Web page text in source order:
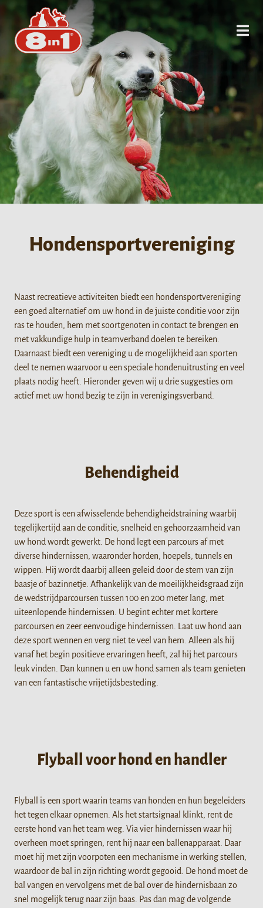
Hondensportvereniging
Naast recreatieve activiteiten biedt een hondensportvereniging
een goed alternatief om uw hond in de juiste conditie voor zijn
ras te houden, hem met soortgenoten in contact te brengen en
met vakkundige hulp in teamverband doelen te bereiken.
Daarnaast biedt een vereniging u de mogelijkheid aan sporten
deel te nemen waarvoor u een speciale hondenuitrusting en veel
plaats nodig heeft. Hieronder geven wij u drie suggesties om
actief met uw hond bezig te zijn in verenigingsverband.
Behendigheid
Deze sport is een afwisselende behendigheidstraining waarbij
tegelijkertijd aan de conditie, snelheid en gehoorzaamheid van
uw hond wordt gewerkt. De hond legt een parcours af met
diverse hindernissen, waaronder horden, hoepels, tunnels en
wippen. Hij wordt daarbij alleen geleid door de stem van zijn
baasje of bazinnetje. Afhankelijk van de moeilijkheidsgraad zijn
de wedstrijdparcoursen tussen 100 en 200 meter lang, met
uiteenlopende hindernissen. U begint echter met kortere
parcoursen en zeer eenvoudige hindernissen. Laat uw hond aan
deze sport wennen en verg niet te veel van hem. Alleen als hij
vanaf het begin positieve ervaringen heeft, zal hij het parcours
leuk vinden. Dan kunnen u en uw hond samen als team genieten
van een fantastische vrijetijdsbesteding.
Flyball voor hond en handler
Flyball is een sport waarin teams van honden en hun begeleiders
het tegen elkaar opnemen. Als het startsignaal klinkt, rent de
eerste hond van het team weg. Via vier hindernissen waar hij
overheen moet springen, rent hij naar een ballenapparaat. Daar
moet hij met zijn voorpoten een mechanisme in werking stellen,
waardoor de bal in zijn richting wordt gegooid. De hond moet de
bal vangen en vervolgens met de bal over de hindernisbaan zo
snel mogelijk terug naar zijn baas. Pas dan mag de volgende